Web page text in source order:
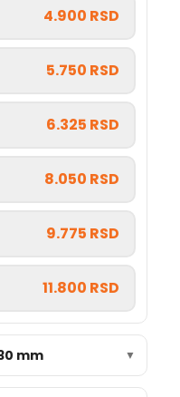
4.900 RSD
5.750 RSD
6.325 RSD
8.050 RSD
9.775 RSD
11.800 RSD
mm ▼